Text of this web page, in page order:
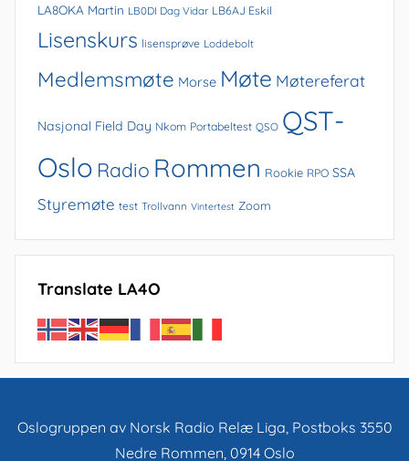
LA8OKA Martin LB0DI Dag Vidar LB6AJ Eskil
Lisenskurs lisensprøve Loddebolt
Medlemsmøte Morse Møte Møtereferat
Nasjonal Field Day Nkom Portabeltest QSO QST-
Oslo Radio Rommen Rookie RPO SSA
Styremøte test Trollvann Vintertest Zoom
Translate LA4O
Oslogruppen av Norsk Radio Relæ Liga, Postboks 3550
Nedre Rommen, 0914 Oslo